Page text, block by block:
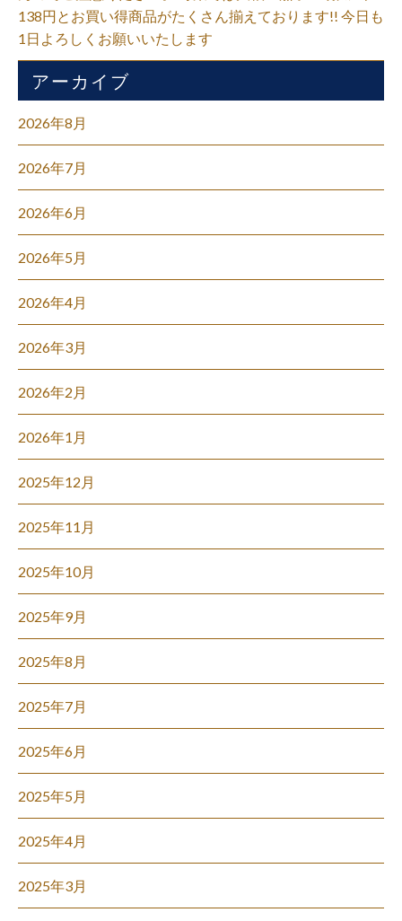
138円とお買い得商品がたくさん揃えております!! 今日も
1日よろしくお願いいたします
アーカイブ
2026年8月
2026年7月
2026年6月
2026年5月
2026年4月
2026年3月
2026年2月
2026年1月
2025年12月
2025年11月
2025年10月
2025年9月
2025年8月
2025年7月
2025年6月
2025年5月
2025年4月
2025年3月